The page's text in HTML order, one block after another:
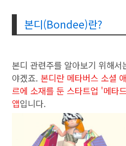
본디(Bondee)란?
본디 관련주를 알아보기 위해
야겠죠. 본디란 메타버스 소셜
르에 소재를 둔 스타트업 '메타
앱입니다.